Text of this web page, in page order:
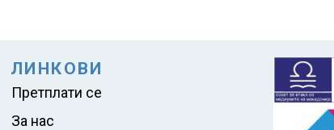
ЛИНКОВИ
Претплати се
За нас